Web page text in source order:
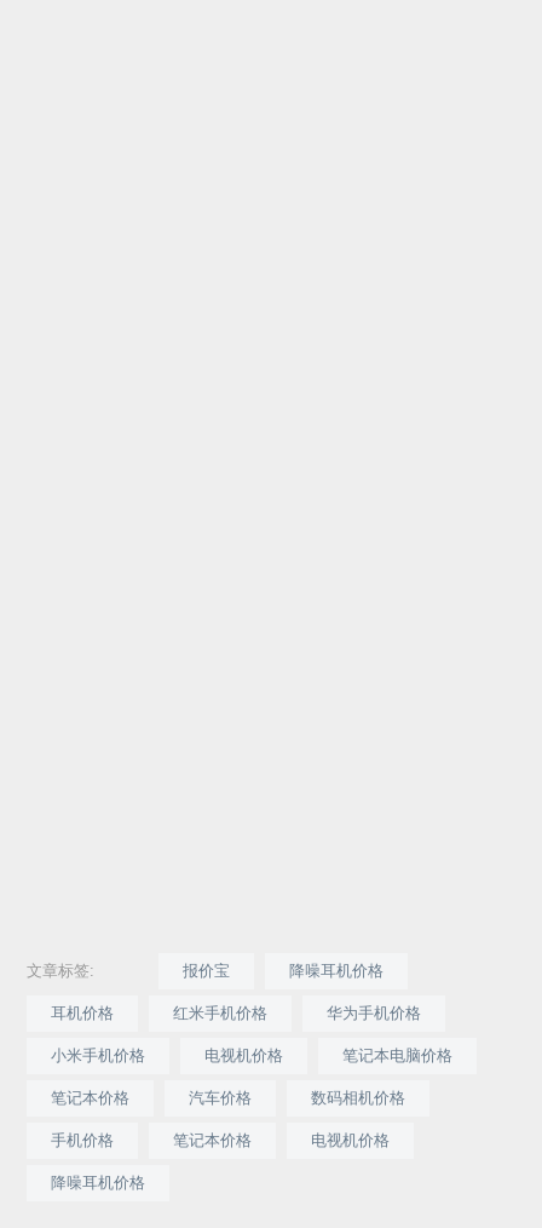
文章标签: 报价宝 降噪耳机价格
耳机价格 红米手机价格 华为手机价格
小米手机价格 电视机价格 笔记本电脑价格
笔记本价格 汽车价格 数码相机价格
手机价格 笔记本价格 电视机价格
降噪耳机价格